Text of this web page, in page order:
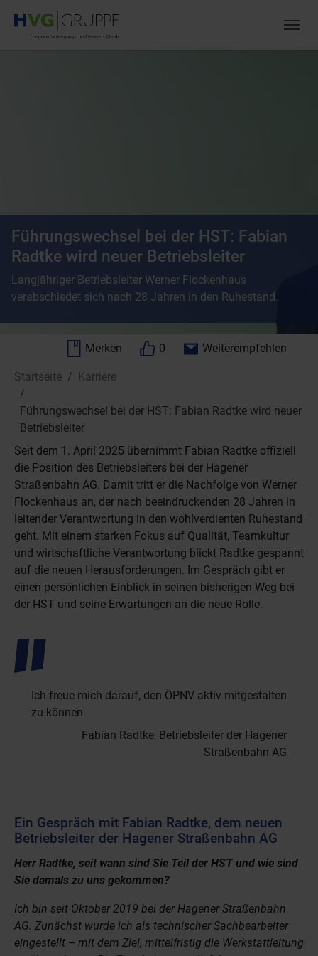
Zum Hauptinhalt springen
Skip to page footer
Führungswechsel bei der HST: Fabian
Radtke wird neuer Betriebsleiter
Langjähriger Betriebsleiter Werner Flockenhaus
verabschiedet sich nach 28 Jahren in den Ruhestand.
Merken 0
Weiterempfehlen
Sie sind hier:
Startseite Karriere
Führungswechsel bei der HST: Fabian Radtke wird neuer
Betriebsleiter
Seit dem 1. April 2025 übernimmt Fabian Radtke offiziell
die Position des Betriebsleiters bei der Hagener
Straßenbahn AG. Damit tritt er die Nachfolge von Werner
Flockenhaus an, der nach beeindruckenden 28 Jahren in
leitender Verantwortung in den wohlverdienten Ruhestand
geht. Mit einem starken Fokus auf Qualität, Teamkultur
und wirtschaftliche Verantwortung blickt Radtke gespannt
auf die neuen Herausforderungen. Im Gespräch gibt er
einen persönlichen Einblick in seinen bisherigen Weg bei
der HST und seine Erwartungen an die neue Rolle.
Ich freue mich darauf, den ÖPNV aktiv mitgestalten
zu können.
Fabian Radtke, Betriebsleiter der Hagener
Straßenbahn AG
Ein Gespräch mit Fabian Radtke, dem neuen
Betriebsleiter der Hagener Straßenbahn AG
Herr Radtke, seit wann sind Sie Teil der HST und wie sind
Sie damals zu uns gekommen?
Ich bin seit Oktober 2019 bei der Hagener Straßenbahn
AG. Zunächst wurde ich als technischer Sachbearbeiter
eingestellt – mit dem Ziel, mittelfristig die Werkstattleitung